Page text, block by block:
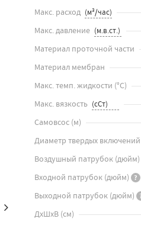
Макс. расход
Макс. давление
Материал проточной части
Материал мембран
Макс. темп. жидкости (°C)
Макс. вязкость
Самовсос (м)
Диаметр твердых включений
Воздушный патрубок (дюйм)
Входной патрубок (дюйм) ?
Выходной патрубок (дюйм)
ДхШхВ (см)